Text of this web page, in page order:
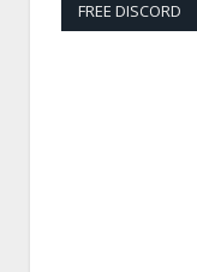
FREE DISCORD